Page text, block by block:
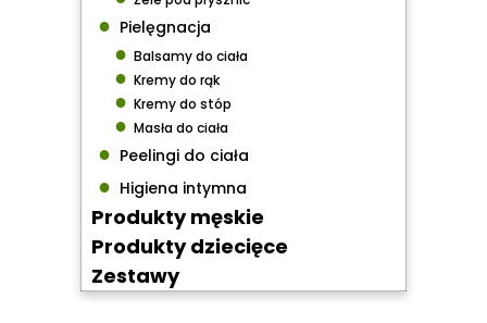
● Pielęgnacja
● Balsamy do ciała
● Kremy do rąk
● Kremy do stóp
● Masła do ciała
● Peelingi do ciała
● Higiena intymna
Produkty męskie
Produkty dziecięce
Zestawy